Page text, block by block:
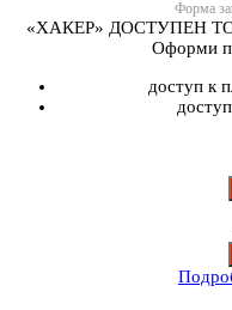
Форма
«ХАКЕР» ДОСТУПЕН
Оформи
доступ к